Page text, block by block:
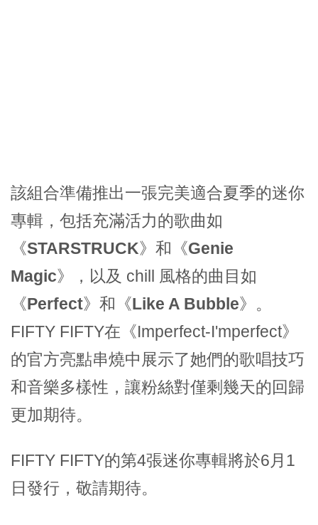
該組合準備推出一張完美適合夏季的迷你
專輯，包括充滿活力的歌曲如
《STARSTRUCK》和《Genie
Magic》，以及 chill 風格的曲目如
《Perfect》和《Like A Bubble》。
FIFTY FIFTY在《Imperfect-I'mperfect》
的官方亮點串燒中展示了她們的歌唱技巧
和音樂多樣性，讓粉絲對僅剩幾天的回歸
更加期待。
FIFTY FIFTY的第4張迷你專輯將於6月1
日發行，敬請期待。